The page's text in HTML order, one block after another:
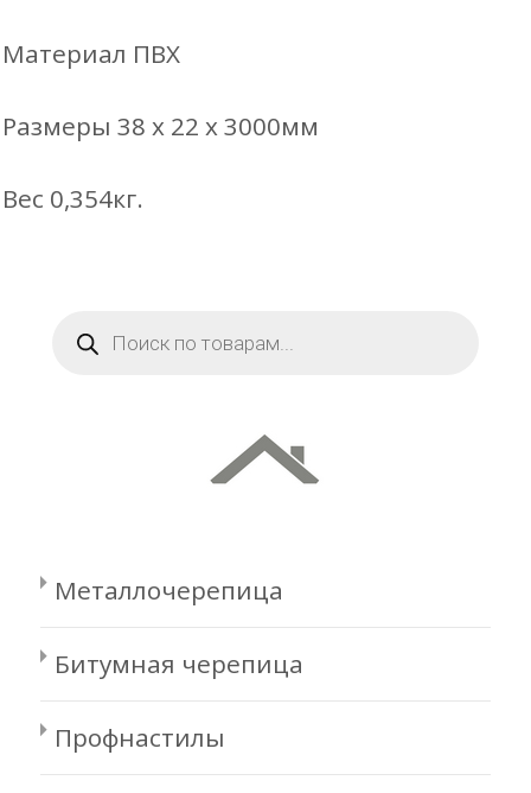
Материал ПВХ
Размеры 38 x 22 x 3000мм
Вес 0,354кг.
товаров
Металлочерепица
Битумная черепица
Профнастилы